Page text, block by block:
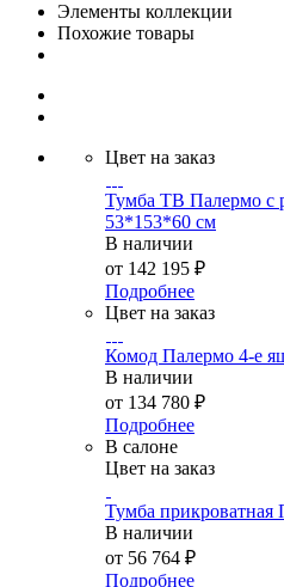
Элементы коллекции
Похожие товары
Цвет на заказ
Тумба ТВ Палермо с
53*153*60 см
В наличии
от 142 195 ₽
Подробнее
Цвет на заказ
Комод Палермо 4-е
В наличии
от 134 780 ₽
Подробнее
В салоне
Цвет на заказ
Тумба
В наличии
от 56 764 ₽
Подробнее